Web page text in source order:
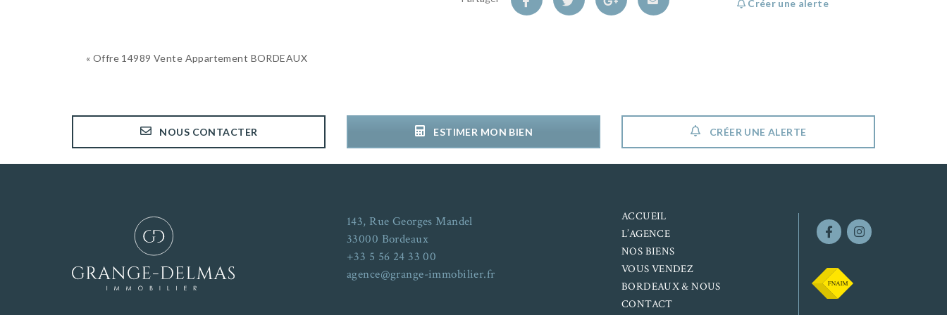
« Offre 14989 Vente Appartement BORDEAUX
Créer une alerte
NOUS CONTACTER ESTIMER MON BIEN CRÉER UNE ALERTE
143, Rue Georges Mandel
33000 Bordeaux
+33 5 56 24 33 00
agence@grange-immobilier.fr
ACCUEIL
L’AGENCE
NOS BIENS
VOUS VENDEZ
BORDEAUX & NOUS
CONTACT